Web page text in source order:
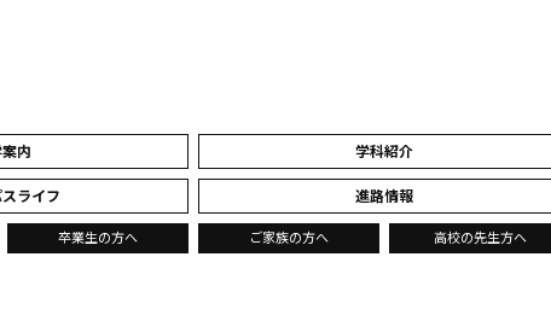
内 学科紹介
ライフ 進路情報
卒業生の方へ ご家族の方へ 高校の先生方へ